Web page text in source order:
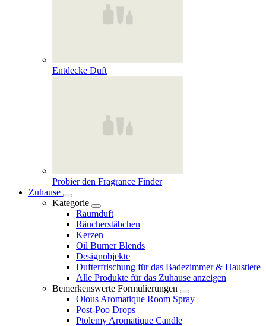
Entdecke Duft
Probier den Fragrance Finder
Zuhause
Kategorie
Raumduft
Räucherstäbchen
Kerzen
Oil Burner Blends
Designobjekte
Dufterfrischung für das Badezimmer & Haustiere
Alle Produkte für das Zuhause anzeigen
Bemerkenswerte Formulierungen
Olous Aromatique Room Spray
Post-Poo Drops
Ptolemy Aromatique Candle